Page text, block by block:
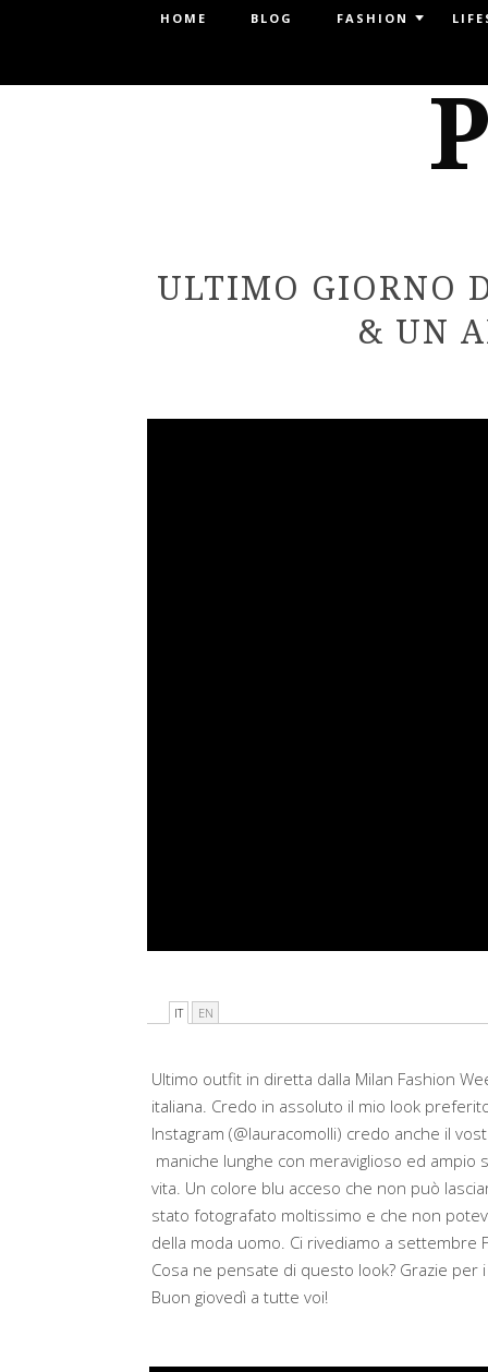
HOME BLOG FASHION
ULTIMO GIORNO
& UN
IT EN
Ultimo outfit in diretta dalla Milan Fashion
italiana. Credo in assoluto il mio look
Instagram (@lauracomolli) credo anche il
maniche lunghe con meraviglioso ed ampio
vita. Un colore blu acceso che non può
stato fotografato moltissimo e che non
della moda uomo. Ci rivediamo a settembre
Cosa ne pensate di questo look? Grazie per
Buon giovedì a tutte voi!